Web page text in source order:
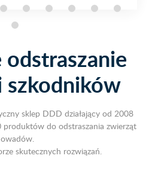
sklep DDD działający od 2008
do odstraszania zwierząt
skutecznych rozwiązań.